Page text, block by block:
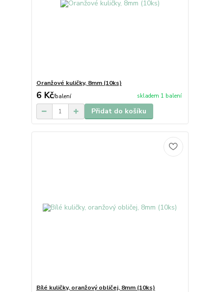
Oranžové kuličky, 8mm (10ks)
6 Kč/balení skladem 1 balení
Přidat do košíku
Bílé kuličky, oranžový obličej, 8mm (10ks)